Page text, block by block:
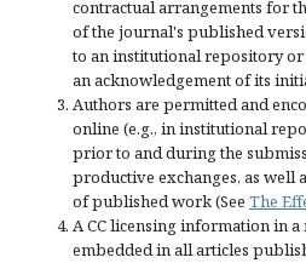
contractual arrangements for
of the journal's published
to an institutional repository
an acknowledgement of its
Authors are permitted and
online (e.g., in institutional
prior to and during the
productive exchanges, as well
of published work (See The
A CC licensing information in
embedded in all articles